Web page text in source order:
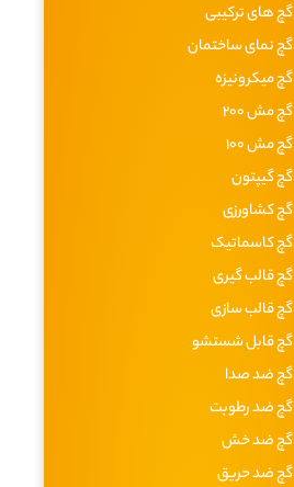
گچ های ترکیبی
گچ نمای ساختمان
گچ میکرونیزه
گچ مش 200
گچ مش 100
گچ گیپتون
گچ کشاورزی
گچ کاسماتیک
گچ قالب گیری
گچ قالب سازی
گچ قابل شستشو
گچ ضد صدا
گچ ضد رطوبت
گچ ضد خش
گچ ضد حریق